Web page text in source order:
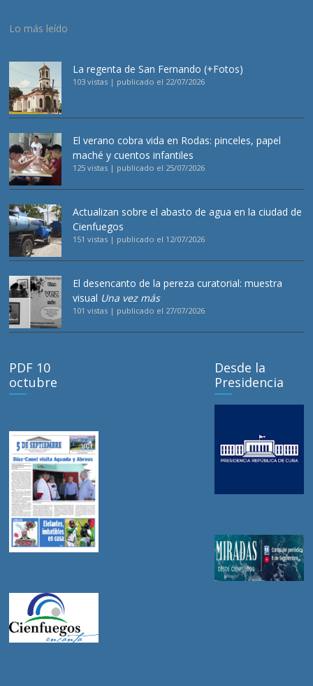
Lo más leído
La regenta de San Fernando (+Fotos)
103 vistas | publicado el 22/07/2026
El verano cobra vida en Rodas: pinceles, papel
maché y cuentos infantiles
125 vistas | publicado el 25/07/2026
Actualizan sobre el abasto de agua en la ciudad de
Cienfuegos
151 vistas | publicado el 12/07/2026
El desencanto de la pereza curatorial: muestra
visual Una vez más
101 vistas | publicado el 27/07/2026
PDF 10
octubre
Desde la
Presidencia